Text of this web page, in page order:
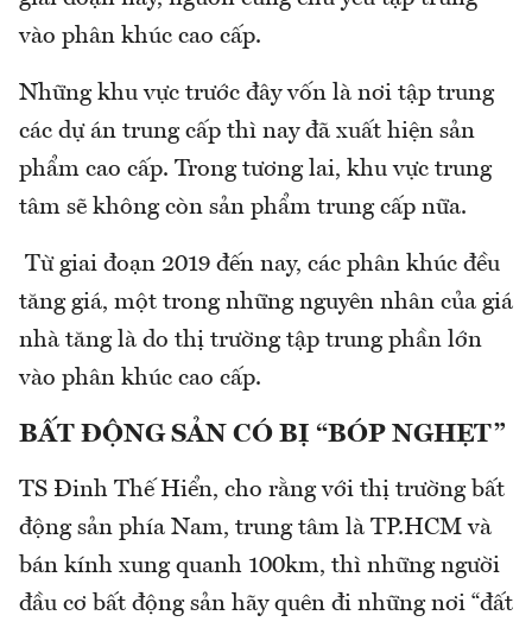
vào phân khúc cao cấp.
Những khu vực trước đây vốn là nơi tập trung
các dự án trung cấp thì nay đã xuất hiện sản
phẩm cao cấp. Trong tương lai, khu vực trung
tâm sẽ không còn sản phẩm trung cấp nữa.
Từ giai đoạn 2019 đến nay, các phân khúc đều
tăng giá, một trong những nguyên nhân của giá
nhà tăng là do thị trường tập trung phần lớn
vào phân khúc cao cấp.
BẤT ĐỘNG SẢN CÓ BỊ “BÓP NGHẸT”
TS Đinh Thế Hiển, cho rằng với thị trường bất
động sản phía Nam, trung tâm là TP.HCM và
bán kính xung quanh 100km, thì những người
đầu cơ bất động sản hãy quên đi những nơi “đất